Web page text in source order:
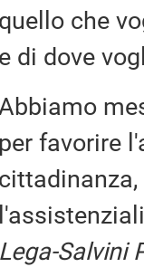
quello che
e di dove
per favorire
Lega-Salvini